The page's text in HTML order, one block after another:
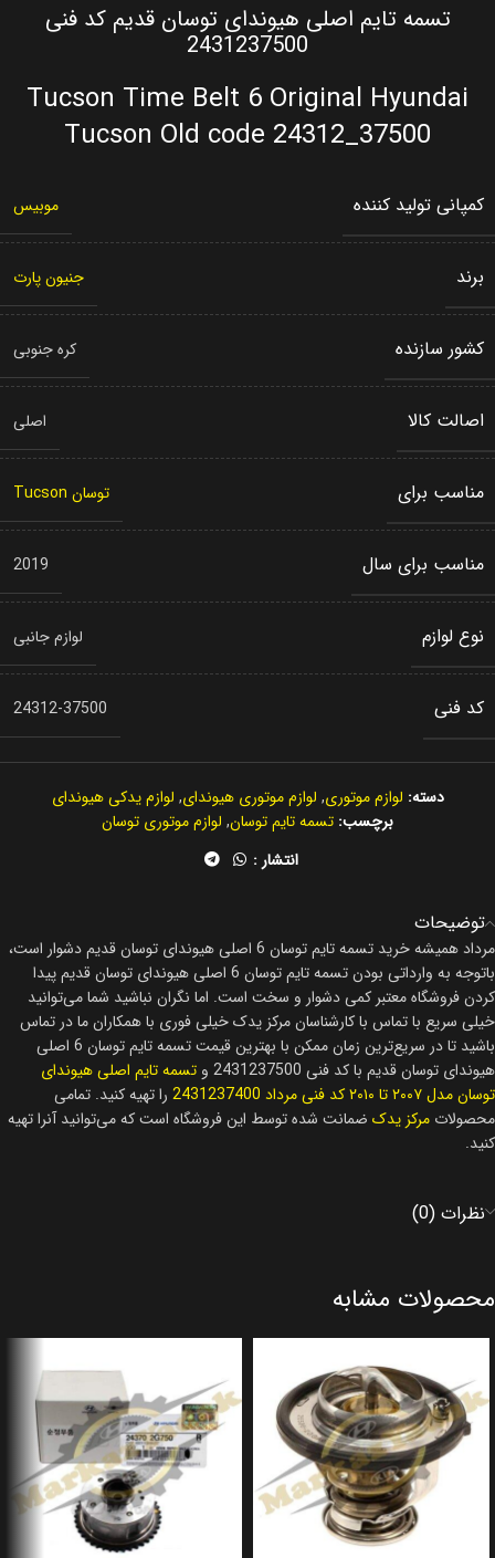
تسمه تایم اصلی هیوندای توسان قدیم کد فنی
2431237500
Tucson Time Belt 6 Original Hyundai
Tucson Old code 24312_37500
کمپانی تولید کننده موبیس
برند جنیون پارت
کشور سازنده کره جنوبی
اصالت کالا اصلی
مناسب برای توسان Tucson
مناسب برای سال 2019
نوع لوازم لوازم جانبی
کد فنی 24312-37500
دسته: لوازم موتوری, لوازم موتوری هیوندای, لوازم یدکی هیوندای
برچسب: تسمه تایم توسان, لوازم موتوری توسان
انتشار :
توضیحات
مرداد همیشه خرید تسمه تایم توسان 6 اصلی هیوندای توسان قدیم دشوار است،
باتوجه به وارداتی بودن تسمه تایم توسان 6 اصلی هیوندای توسان قدیم پیدا
کردن فروشگاه معتبر کمی دشوار و سخت است. اما نگران نباشید شما می‌توانید
خیلی سریع با تماس با کارشناسان مرکز یدک خیلی فوری با همکاران ما در تماس
باشید تا در سریع‌ترین زمان ممکن با بهترین قیمت تسمه تایم توسان 6 اصلی
هیوندای توسان قدیم با کد فنی 2431237500 و
تسمه تایم اصلی هیوندای
توسان مدل ۲۰۰۷ تا ۲۰۱۰ کد فنی
مرداد 2431237400
را تهیه کنید. تمامی
محصولات مرکز یدک ضمانت شده توسط این فروشگاه است که می‌توانید آنرا تهیه
کنید.
نظرات (0)
محصولات مشابه